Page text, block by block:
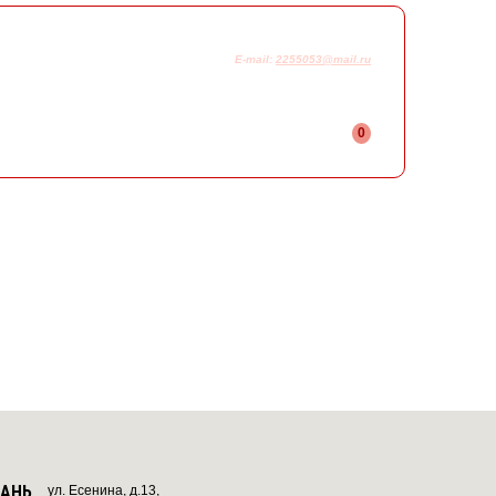
E-mail: 2255053@mail.ru
0
ул. Есенина, д.13,